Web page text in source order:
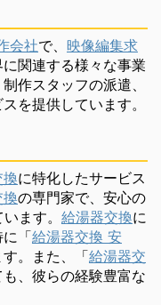
会社で、 映像編集求
関連する様々な事業
作スタッフの派遣、
を提供しています。
換に特化したサービス
の専門家で、安心の
ます。 給湯器交換に
「給湯器交換 安
。また、「給湯器交
、彼らの経験豊富な